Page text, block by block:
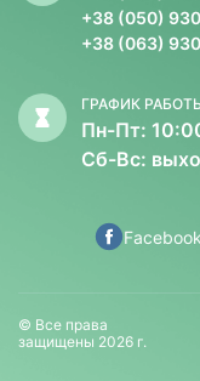
+38 (050)
+38 (063)
ГРАФИК
Пн-Пт:
Сб-Вс:
Facebook
© Все права
защищены 2026 г.